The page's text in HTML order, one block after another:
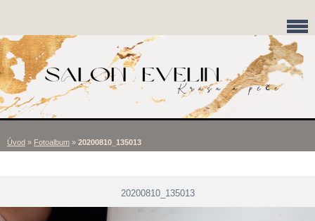
Úvod » Fotoalbum » 20200810_135013
20200810_135013